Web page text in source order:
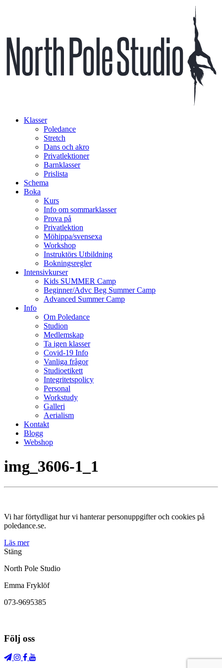
Klasser
Poledance
Stretch
Dans och akro
Privatlektioner
Barnklasser
Prislista
Schema
Boka
Kurs
Info om sommarklasser
Prova på
Privatlektion
Möhippa/svensexa
Workshop
Instruktörs Utbildning
Bokningsregler
Intensivkurser
Kids SUMMER Camp
Beginner/Advc Beg Summer Camp
Advanced Summer Camp
Info
Om Poledance
Studion
Medlemskap
Ta igen klasser
Covid-19 Info
Vanliga frågor
Studioetikett
Integritetspolicy
Personal
Workstudy
Galleri
Aerialism
Kontakt
Blogg
Webshop
img_3606-1_1
Vi har förtydligat hur vi hanterar personuppgifter och cookies på
poledance.se.
Läs mer
Stäng
North Pole Studio
Emma Fryklöf
073-9695385
Följ oss